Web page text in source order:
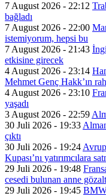
7 August 2026 - 22:12
bağladı
7 August 2026 - 22:00
istemiyorum, hepsi bu
7 August 2026 - 21:43
etkisine girecek
4 August 2026 - 23:14
Mehmet Genç Hakk’ın
4 August 2026 - 23:10
yaşadı
3 August 2026 - 22:59
30 Juli 2026 - 19:33
çıktı
30 Juli 2026 - 19:24
Kupası’nı yatırımcılara
29 Juli 2026 - 19:48
cesedi bulunan anne
29 Juli 2026 - 19:45